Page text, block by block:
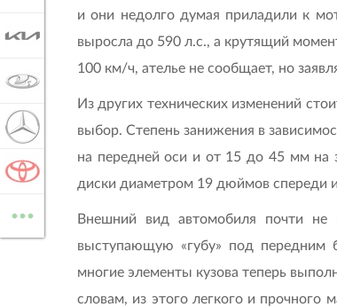
и они недолго думая приладили к
выросла до 590 л.с., а крутящий
100 км/ч, ателье не сообщает, но
Из других технических изменений
выбор. Степень занижения в
на передней оси и от 15 до 45 мм на
диски диаметром 19 дюймов спереди
Внешний вид автомобиля почти не
выступающую «губу» под передним
многие элементы кузова теперь
словам, из этого легкого и прочного
MERCEDES-BENZ
... ВСЕ МАРКИ